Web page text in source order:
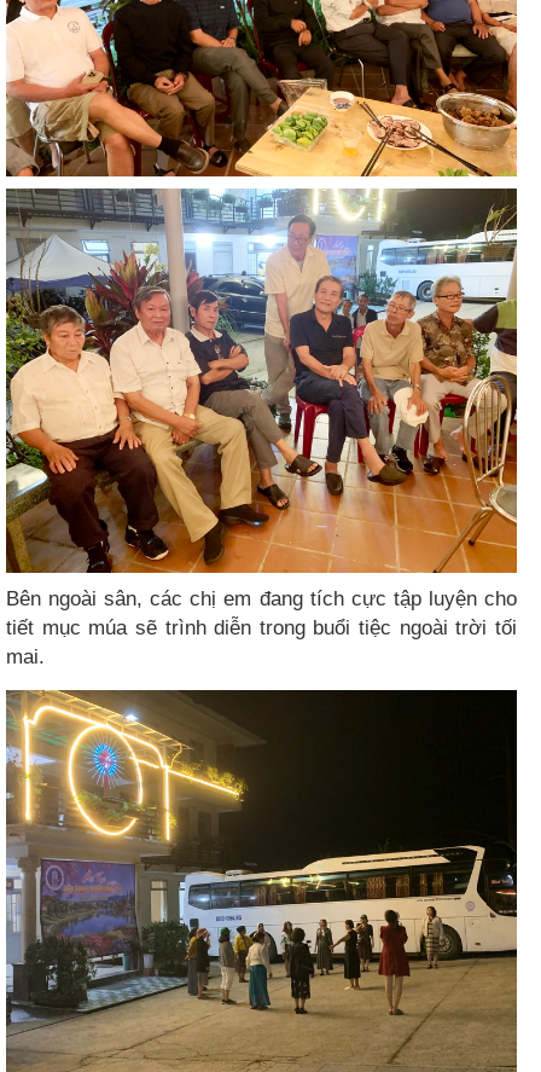
Bên ngoài sân, các chị em đang tích cực tập luyện cho
tiết mục múa sẽ trình diễn trong buổi tiệc ngoài trời tối
mai.